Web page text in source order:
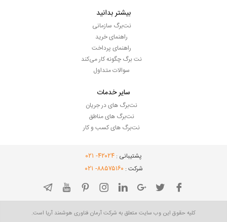
بیشتر بدانید
نت‌برگ سازمانی
راهنمای خرید
راهنمای پرداخت
نت برگ چگونه کار می‌کند
سوالات متداول
سایر خدمات
نت‌برگ های در جریان
نت‌برگ های مناطق
نت‌برگ های کسب و کار
پشتیبانی : ۴۲۰۲۴- ۰۲۱
شرکت : ۸۸۵۷۵۱۶۰- ۰۲۱
کلیه حقوق این وب سایت متعلق به شرکت آرمان فناوری هوشمند آریا است.